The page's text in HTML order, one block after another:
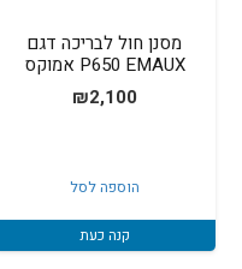
מסנן חול לבריכה דגם
P650 EMAUX אמוקס
₪2,100
הוספה לסל
קנה כעת